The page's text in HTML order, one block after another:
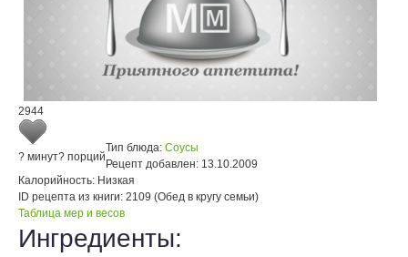
2944
? минут? порций
Тип блюда: Соусы
Рецепт добавлен: 13.10.2009
Калорийность: Низкая
ID рецепта из книги: 2109 (Обед в кругу семьи)
Таблица мер и весов
Ингредиенты: